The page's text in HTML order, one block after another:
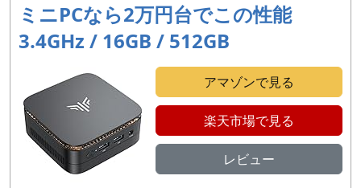
ミニPCなら2万円台でこの性能
3.4GHz / 16GB / 512GB
アマゾンで見る
楽天市場で見る
レビュー